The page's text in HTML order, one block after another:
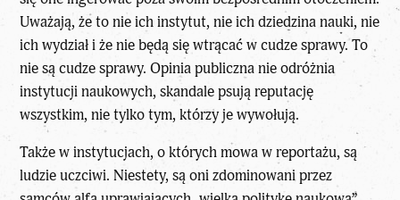
Uważają, że to nie ich instytut, nie ich dziedzina nauki, nie
ich wydział i że nie będą się wtrącać w cudze sprawy. To
nie są cudze sprawy. Opinia publiczna nie odróżnia
instytucji naukowych, skandale psują reputację
wszystkim, nie tylko tym, którzy je wywołują.
Także w instytucjach, o których mowa w reportażu, są
ludzie uczciwi. Niestety, są oni zdominowani przez